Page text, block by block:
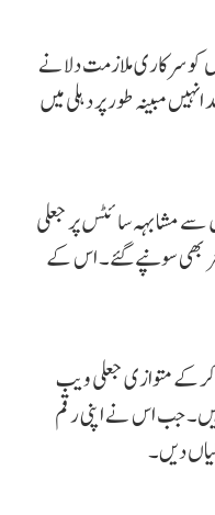
کو سرکاری ملازمت دلانے
مبینہ طور پر دہلی میں
سے مشابہہ سائٹس پر جعلی
بھی سونپے گئے۔ اس کے
کرکے متوازی جعلی ویب
جب اس نے اپنی رقم
دیں۔